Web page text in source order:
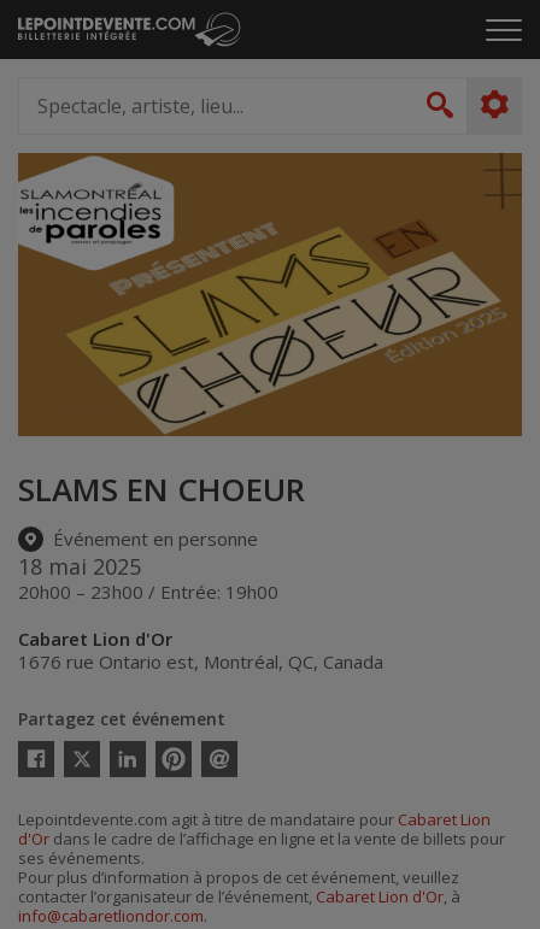
Passer
au
le
artiste,
lieu...
SLAMS EN CHOEUR
Événement en personne
18 mai 2025
20h00 – 23h00 / Entrée: 19h00
Cabaret Lion d'Or
1676 rue Ontario est, Montréal, QC, Canada
Partagez cet événement
Twitter
courriel
Lepointdevente.com agit à titre de mandataire pour Cabaret Lion
d'Or dans le cadre de l’affichage en ligne et la vente de billets pour
ses événements.
Pour plus d’information à propos de cet événement, veuillez
contacter l’organisateur de l’événement, Cabaret Lion d'Or, à
info@cabaretliondor.com.